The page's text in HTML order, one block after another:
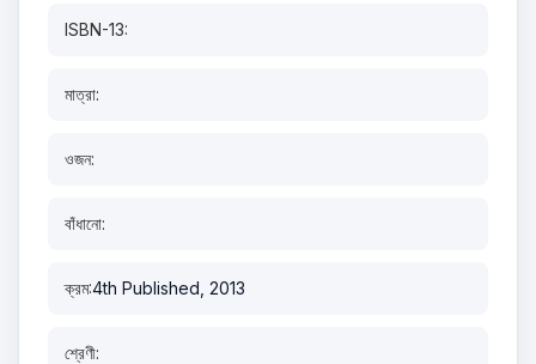
ISBN-13:
মাত্রা:
ওজন:
বাঁধানো:
ক্রম:4th Published, 2013
শ্রেণী: